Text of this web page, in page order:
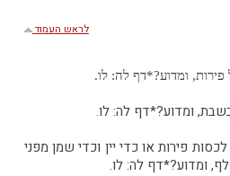
לראש העמוד
ומדוע?*דף לה: לו.
ומדוע?*דף לה: לו.
פירות או כדי יין וכדי שמן מפני
ומדוע?*דף לה: לו.